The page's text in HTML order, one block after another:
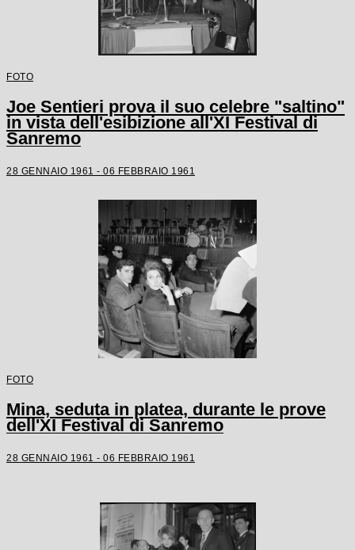
FOTO
Joe Sentieri prova il suo celebre "saltino"
in vista dell'esibizione all'XI Festival di
Sanremo
28 GENNAIO 1961 - 06 FEBBRAIO 1961
FOTO
Mina, seduta in platea, durante le prove
dell'XI Festival di Sanremo
28 GENNAIO 1961 - 06 FEBBRAIO 1961